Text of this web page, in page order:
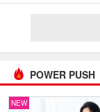
POWER PUSH
NEW